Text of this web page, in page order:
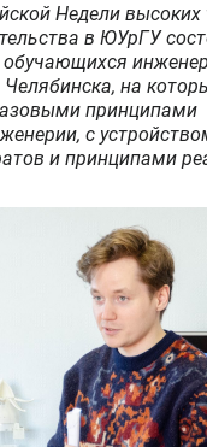
Недели высоких
в ЮУрГУ
на
принципами
с
и принципами